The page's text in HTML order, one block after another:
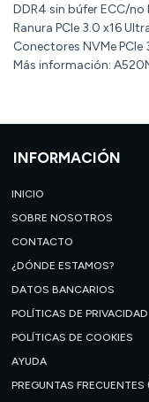
DDR4 sin búfer ECC/no
Ranura PCIe 3.0 x16
Conectores NVMe PCIe
Más información:
INFORMACIÓN
INICIO
SOBRE NOSOTROS
CONTACTO
¿DÓNDE ESTAMOS?
DATOS BANCARIOS
POLÍTICAS DE PRIVACIDAD
POLÍTICAS DE COOKIES
AYUDA
PREGUNTAS FRECUENTES